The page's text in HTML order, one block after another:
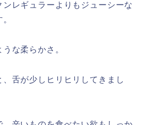
レギュラーよりもジューシーな
な柔らかさ。
舌が少しヒリヒリしてきまし